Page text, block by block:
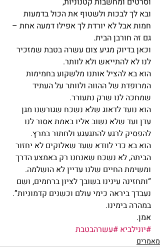
ובא לך לבכות ולשטוף את הכול בדמעות
חמות אבל לא יורדת לך אפילו דמעה אחת –
גם זה חורבן הבית.
וכאן בדיוק מגיע צום עשרה בטבת שמזכיר
לנו לא להתייאש ולא לוותר.
הוא בא להציל אותנו מלשקוע בחמימות
המרופדת של ההווה ולוותר על העתיד
שמחכה לנו שרק נתעורר.
הוא נועד לדאוג שלא נשכח שגורשנו מגן
עדן ועד שלא נשוב אליו באמת אסור לנו
להפסיק לרגע להתגעגע ולחתור במרץ.
הוא בא כדי לוודא שעד שאלוקים לא יחזור
הביתה, לא נשכח שאנחנו רק באמצע הדרך
ומשימת החיים שלנו עדיין לא הושלמה.
“ותחזינה עינינו בשובך לציון ברחמים, ושם
נעבדך ביראה כימי עולם וכשנים קדמוניות”.
במהרה בימינו.
אמן.
#יונילביא #עשרהבטבת
מאמרים